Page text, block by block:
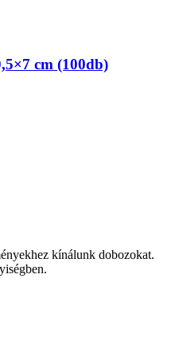
cm (100db)
kínálunk dobozokat.